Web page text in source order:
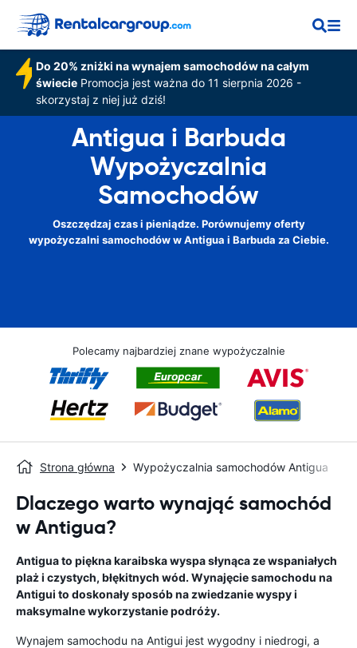
Do 20% zniżki na wynajem samochodów na całym
świeciePromocja jest ważna do 11 sierpnia 2026 -
skorzystaj z niej już dziś!
Antigua i Barbuda
Wypożyczalnia
Samochodów
Oszczędzaj czas i pieniądze. Porównujemy oferty
wypożyczalni samochodów w Antigua i Barbuda za Ciebie.
Polecamy najbardziej znane wypożyczalnie
Strona główna Wypożyczalnia samochodów Antigua
Dlaczego warto wynająć samochód
w Antigua?
Antigua to piękna karaibska wyspa słynąca ze wspaniałych
plaż i czystych, błękitnych wód. Wynajęcie samochodu na
Antigui to doskonały sposób na zwiedzanie wyspy i
maksymalne wykorzystanie podróży.
Wynajem samochodu na Antigui jest wygodny i niedrogi, a